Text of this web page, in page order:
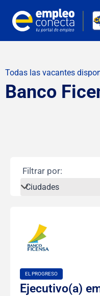
Todas las vacantes
Banco
Filtrar por:
EL PROGRESO
Ejecutivo(a)